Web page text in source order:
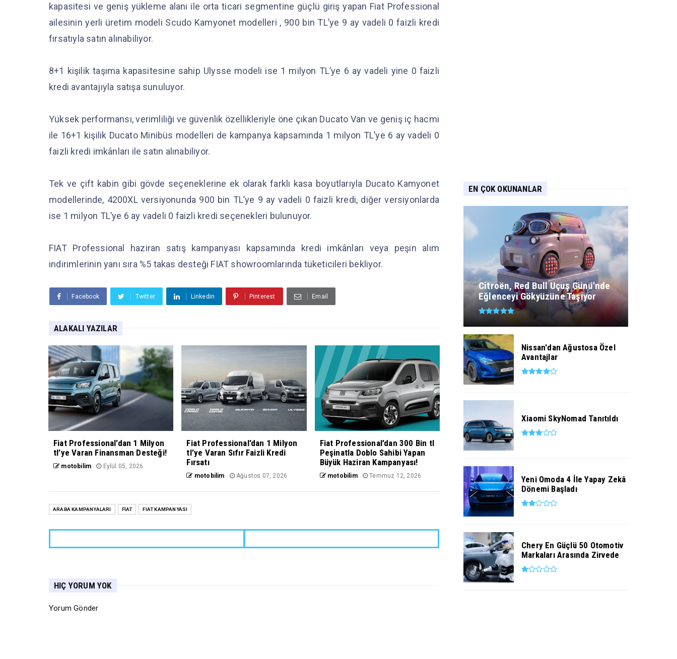
kapasitesi ve geniş yükleme alanı ile orta ticari segmentine güçlü giriş yapan Fiat Professional
ailesinin yerli üretim modeli Scudo Kamyonet modelleri , 900 bin TL’ye 9 ay vadeli 0 faizli kredi
fırsatıyla satın alınabiliyor.
8+1 kişilik taşıma kapasitesine sahip Ulysse modeli ise 1 milyon TL’ye 6 ay vadeli yine 0 faizli
kredi avantajıyla satışa sunuluyor.
Yüksek performansı, verimliliği ve güvenlik özellikleriyle öne çıkan Ducato Van ve geniş iç hacmi
ile 16+1 kişilik Ducato Minibüs modelleri de kampanya kapsamında 1 milyon TL’ye 6 ay vadeli 0
faizli kredi imkânları ile satın alınabiliyor.
Tek ve çift kabin gibi gövde seçeneklerine ek olarak farklı kasa boyutlarıyla Ducato Kamyonet
modellerinde, 4200XL versiyonunda 900 bin TL’ye 9 ay vadeli 0 faizli kredi, diğer versiyonlarda
ise 1 milyon TL’ye 6 ay vadeli 0 faizli kredi seçenekleri bulunuyor.
FIAT Professional haziran satış kampanyası kapsamında kredi imkânları veya peşin alım
indirimlerinin yanı sıra %5 takas desteği FIAT showroomlarında tüketicileri bekliyor.
Facebook Twitter Linkedin Pinterest Email
ALAKALI YAZILAR
Fiat Professional’dan 1 Milyon
tl’ye Varan Finansman Desteği!
motobilim Eylül 05, 2026
Fiat Professional’dan 1 Milyon
tl’ye Varan Sıfır Faizli Kredi
Fırsatı
motobilim Ağustos 07, 2026
Fiat Professional’dan 300 Bin tl
Peşinatla Doblo Sahibi Yapan
Büyük Haziran Kampanyası!
motobilim Temmuz 12, 2026
ARABA KAMPANYALARI FİAT FIAT KAMPANYASI
HIÇ YORUM YOK
Yorum Gönder
EN ÇOK OKUNANLAR
Citroën, Red Bull Uçuş Günü'nde
Eğlenceyi Gökyüzüne Taşıyor
Nissan'dan Ağustosa Özel
Avantajlar
Xiaomi SkyNomad Tanıtıldı
Yeni Omoda 4 İle Yapay Zekâ
Dönemi Başladı
Chery En Güçlü 50 Otomotiv
Markaları Arasında Zirvede